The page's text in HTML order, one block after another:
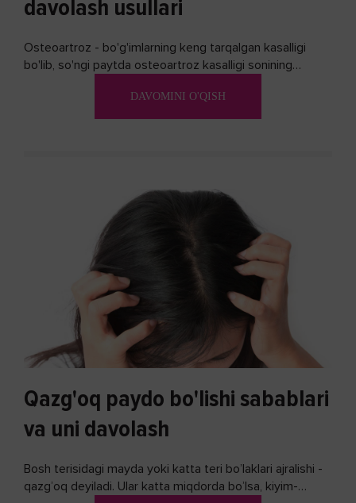
davolash usullari
Osteoartroz - bo'g'imlarning keng tarqalgan kasalligi
bo'lib, so'ngi paytda osteoartroz kasalligi sonining
DAVOMINI O'QISH
Qazg'oq paydo bo'lishi sabablari
va uni davolash
Bosh terisidagi mayda yoki katta teri bo’laklari ajralishi -
qazg’oq deyiladi. Ular katta miqdorda bo’lsa, kiyim-